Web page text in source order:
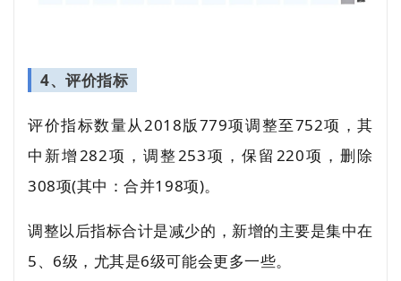
4、评价指标
评价指标数量从2018版779项调整至752项，其
中新增282项，调整253项，保留220项，删除
308项(其中：合并198项)。
调整以后指标合计是减少的，新增的主要是集中在
5、6级，尤其是6级可能会更多一些。